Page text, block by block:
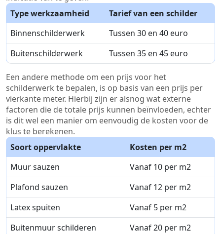
Type werkzaamheid
Tarief van een schilder
Binnenschilderwerk
Tussen 30 en 40 euro
Buitenschilderwerk
Tussen 35 en 45 euro
Een andere methode om een prijs voor het
schilderwerk te bepalen, is op basis van een prijs per
vierkante meter. Hierbij zijn er alsnog wat externe
factoren die de totale prijs kunnen beïnvloeden, echter
is dit wel een manier om eenvoudig de kosten voor de
klus te berekenen.
Soort oppervlakte
Kosten per m2
Muur sauzen
Vanaf 10 per m2
Plafond sauzen
Vanaf 12 per m2
Latex spuiten
Vanaf 5 per m2
Buitenmuur schilderen
Vanaf 20 per m2